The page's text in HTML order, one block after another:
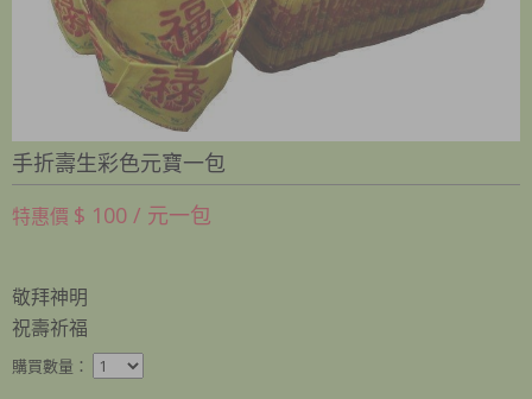
手折壽生彩色元寶一包
特惠價 $ 100 / 元一包
敬拜神明
祝壽祈福
購買數量：